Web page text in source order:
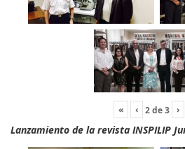
« ‹ 2de3 ›
Lanzamiento de la revista INSPILIP